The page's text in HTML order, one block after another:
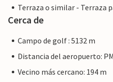
Terraza o similar - Terraza
Cerca de
Campo de golf : 5132 m
Distancia del aeropuerto:
Vecino más cercano: 194 m